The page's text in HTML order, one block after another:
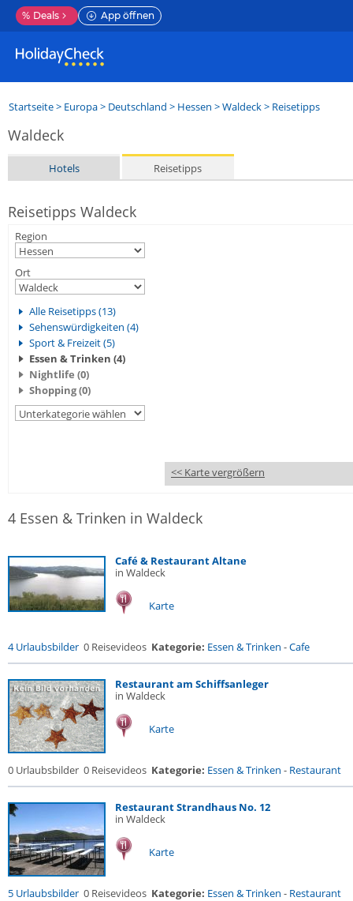
% Deals App öffnen
Startseite> Europa> Deutschland > Hessen >Waldeck> Reisetipps
Waldeck
Hotels Reisetipps
Reisetipps Waldeck
Region
Ort
Alle Reisetipps (13)
Sehenswürdigkeiten (4)
Sport & Freizeit (5)
Essen & Trinken (4)
Nightlife (0)
Shopping (0)
<< Karte vergrößern
4 Essen & Trinken in Waldeck
Café & Restaurant Altane
in Waldeck
Karte
4 Urlaubsbilder 0 Reisevideos Kategorie: Essen & Trinken -Cafe
Restaurant am Schiffsanleger
in Waldeck
Karte
0 Urlaubsbilder 0 Reisevideos Kategorie: Essen & Trinken - Restaurant
Restaurant Strandhaus No. 12
in Waldeck
Karte
5 Urlaubsbilder 0 Reisevideos Kategorie: Essen & Trinken - Restaurant